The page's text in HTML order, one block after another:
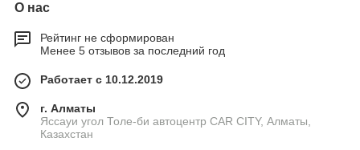
О нас
Рейтинг не сформирован
Менее 5 отзывов за последний год
Работает с 10.12.2019
г. Алматы
Яссауи угол Толе-би автоцентр CAR CITY, Алматы,
Казахстан